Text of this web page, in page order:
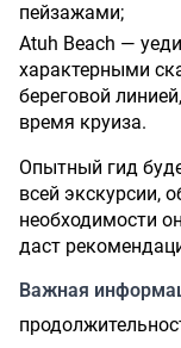
пейзажами;
Atuh Beach —
характерными
береговой
время круиза.
Опытный гид
всей экскурсии,
необходимости
даст
Важная